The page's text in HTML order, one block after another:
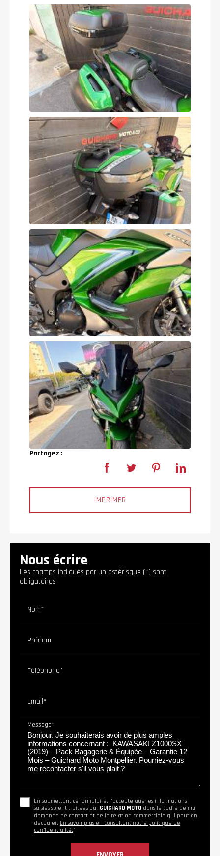
Partagez :
IMPRIMER
Nous écrire
Les champs indiqués par un astérisque (*) sont
obligatoires
Nom*
Prénom
Téléphone*
Email*
Message*
En soumettant ce formulaire, j'accepte que les informations
saisies soient traitées par GUICHARD MOTO dans le cadre de ma
demande de contact et de la relation commerciale qui peut en
découler. En savoir plus en consultant notre politique de
confidentialité.*